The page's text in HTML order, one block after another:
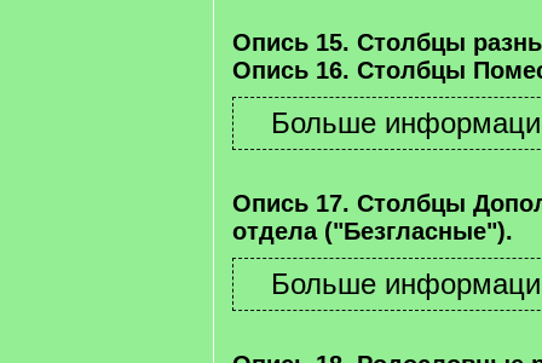
Опись 15. Столбцы
Опись 16. Столбцы
Опись 17. Столбцы
отдела ("Безгласные").